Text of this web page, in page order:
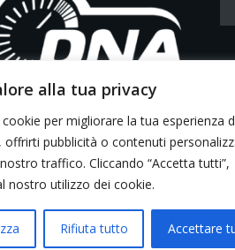
alla tua privacy
per migliorare la tua esperienza
offrirti pubblicità o contenuti
traffico. Cliccando “Accetta tutti”,
nostro utilizzo dei cookie.
Rifiuta tutto Accettare
di news ai sensi del D.L.
n. 62